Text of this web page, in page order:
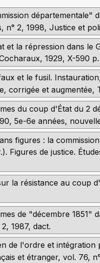
départementale"
n° 2, 1998, Justice et
et la répression dans le
1929, X-590 p.
et le fusil.
corrigée et
du coup d'État du 2
5e-6e années,
figures : la
Figures de justice.
la résistance au coup
de "décembre 1851"
1987, dact.
de l'ordre et intégration
et étranger, vol. 76,